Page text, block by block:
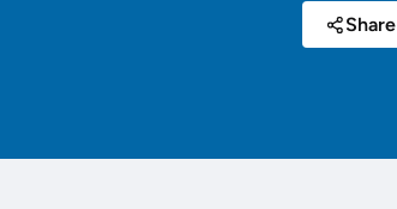
Share